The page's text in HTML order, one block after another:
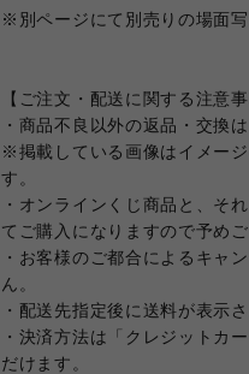
※別ページにて別売りの場面写
【ご注文・配送に関する注意事
・商品不良以外の返品・交換
※掲載している画像はイメー
す。
・オンラインくじ商品と、そ
てご購入になりますので予めご
・お客様のご都合によるキャ
ん。
・配送先指定後に送料が表示さ
・決済方法は「クレジットカ
だけます。